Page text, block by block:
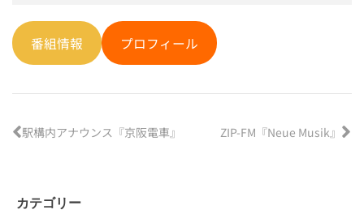
番組情報 プロフィール
駅構内アナウンス『京阪電車』 ZIP-FM『Neue Musik』
カテゴリー